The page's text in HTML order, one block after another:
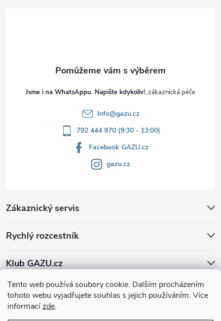
Tento web používá soubory cookie. Dalším procházením
tohoto webu vyjadřujete souhlas s jejich používáním. Více
informacízde.
Jsme i na WhatsAppu. Napište kdykoliv!
Info@gazu.cz
792 444 970 (9:30 - 13:00)
Facebook GAZU.cz
gazu.cz
Zákaznický servis
Rychlý rozcestník
Klub GAZU.cz